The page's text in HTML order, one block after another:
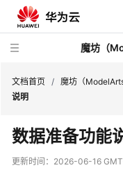
魔坊（
最
新
动
文档首页 / 魔坊（
说明
数据准备功能
更新时间： 2026-06-16